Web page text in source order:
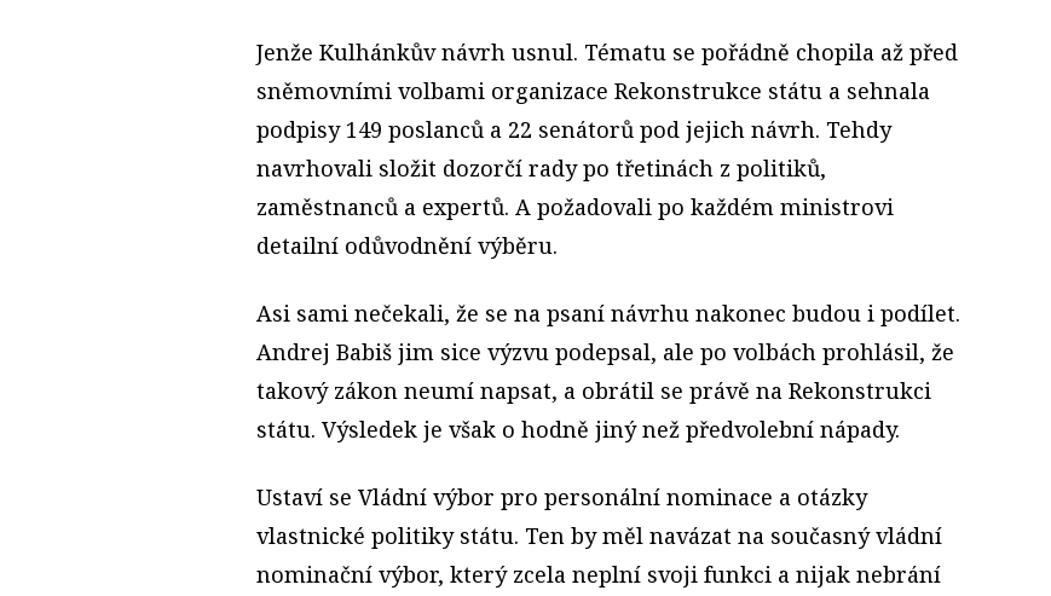
Jenže Kulhánkův návrh usnul. Tématu se pořádně chopila až před
sněmovními volbami organizace Rekonstrukce státu a sehnala
podpisy 149 poslanců a 22 senátorů pod jejich návrh. Tehdy
navrhovali složit dozorčí rady po třetinách z politiků,
zaměstnanců a expertů. A požadovali po každém ministrovi
detailní odůvodnění výběru.
Asi sami nečekali, že se na psaní návrhu nakonec budou i podílet.
Andrej Babiš jim sice výzvu podepsal, ale po volbách prohlásil, že
takový zákon neumí napsat, a obrátil se právě na Rekonstrukci
státu. Výsledek je však o hodně jiný než předvolební nápady.
Ustaví se Vládní výbor pro personální nominace a otázky
vlastnické politiky státu. Ten by měl navázat na současný vládní
nominační výbor, který zcela neplní svoji funkci a nijak nebrání